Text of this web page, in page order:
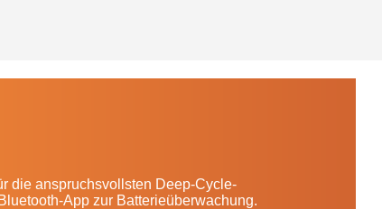
die anspruchsvollsten Deep-Cycle-
App zur Batterieüberwachung.